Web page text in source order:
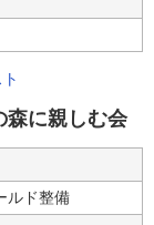
に親しむ会
ルド整備